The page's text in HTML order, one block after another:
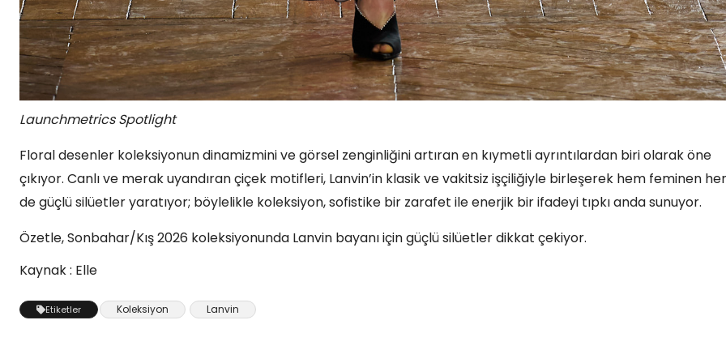
Launchmetrics Spotlight
Floral desenler koleksiyonun dinamizmini ve görsel zenginliğini artıran en kıymetli ayrıntılardan biri olarak öne
çıkıyor. Canlı ve merak uyandıran çiçek motifleri, Lanvin’in klasik ve vakitsiz işçiliğiyle birleşerek hem feminen
de güçlü silüetler yaratıyor; böylelikle koleksiyon, sofistike bir zarafet ile enerjik bir ifadeyi tıpkı anda sunuyor.
Özetle, Sonbahar/Kış 2026 koleksiyonunda Lanvin bayanı için güçlü silüetler dikkat çekiyor.
Kaynak : Elle
Etiketler Koleksiyon Lanvin